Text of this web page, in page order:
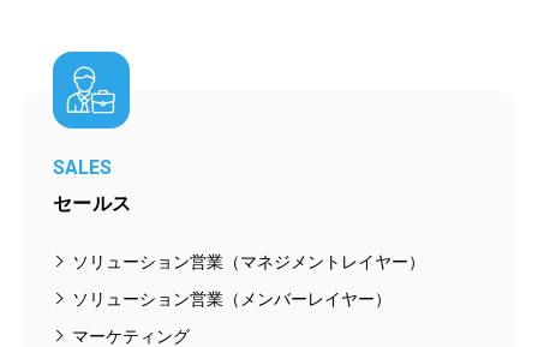
SALES
セールス
ソリューション営業（マネジメントレイヤー）
ソリューション営業（メンバーレイヤー）
マーケティング